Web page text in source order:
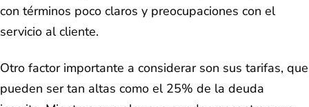
con términos poco claros y preocupaciones con el
servicio al cliente.
Otro factor importante a considerar son sus tarifas, que
pueden ser tan altas como el 25% de la deuda